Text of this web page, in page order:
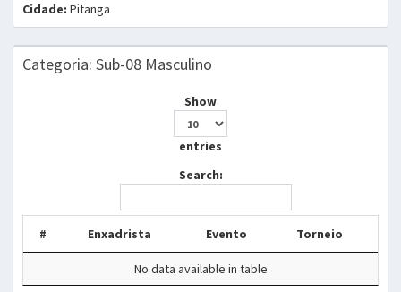
Cidade: Pitanga
Categoria: Sub-08 Masculino
Show
entries
Search:
# Enxadrista Evento Torneio
No data available in table